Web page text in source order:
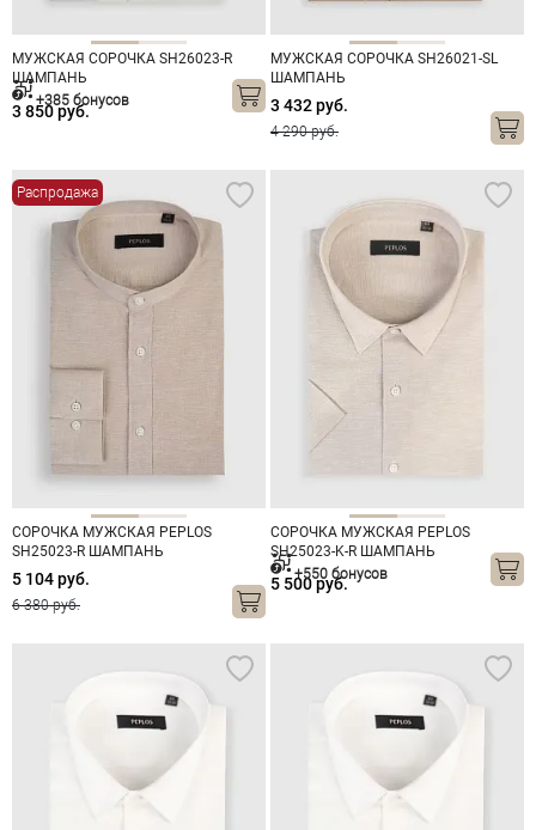
МУЖСКАЯ СОРОЧКА SH26023-R
ШАМПАНЬ
3 850 руб.
+385 бонусов
МУЖСКАЯ СОРОЧКА SH26021-SL
ШАМПАНЬ
3 432 руб.
4 290 руб.
Распродажа
СОРОЧКА МУЖСКАЯ PEPLOS
SH25023-R ШАМПАНЬ
5 104 руб.
6 380 руб.
СОРОЧКА МУЖСКАЯ PEPLOS
SH25023-K-R ШАМПАНЬ
5 500 руб.
+550 бонусов